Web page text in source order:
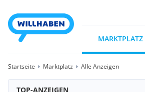
MARKTPLATZ
Startseite Marktplatz Alle Anzeigen
TOP-ANZEIGEN